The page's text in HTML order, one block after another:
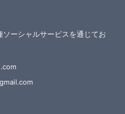
ーシャルサービスを通じてお
gmail.com